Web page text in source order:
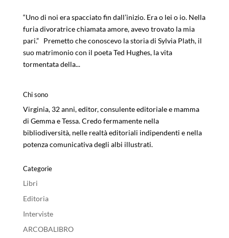
“Uno di noi era spacciato fin dall’inizio. Era o lei o io. Nella
furia divoratrice chiamata amore, avevo trovato la mia
pari.” Premetto che conoscevo la storia di Sylvia Plath, il
suo matrimonio con il poeta Ted Hughes, la vita
tormentata della...
Chi sono
Virginia, 32 anni, editor, consulente editoriale e mamma
di Gemma e Tessa. Credo fermamente nella
bibliodiversità, nelle realtà editoriali indipendenti e nella
potenza comunicativa degli albi illustrati.
Categorie
Libri
Editoria
Interviste
ARCOBALIBRO